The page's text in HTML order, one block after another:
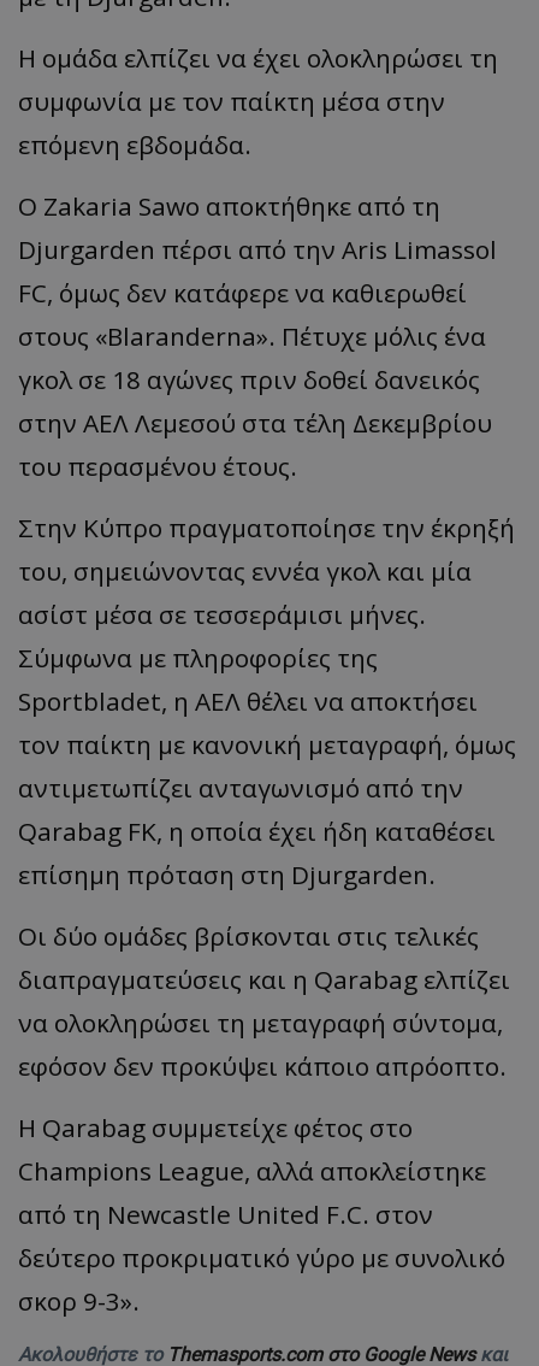
Η ομάδα ελπίζει να έχει ολοκληρώσει τη
συμφωνία με τον παίκτη μέσα στην
επόμενη εβδομάδα.
Ο Zakaria Sawo αποκτήθηκε από τη
Djurgarden πέρσι από την Aris Limassol
FC, όμως δεν κατάφερε να καθιερωθεί
στους «Blaranderna». Πέτυχε μόλις ένα
γκολ σε 18 αγώνες πριν δοθεί δανεικός
στην ΑΕΛ Λεμεσού στα τέλη Δεκεμβρίου
του περασμένου έτους.
Στην Κύπρο πραγματοποίησε την έκρηξή
του, σημειώνοντας εννέα γκολ και μία
ασίστ μέσα σε τεσσεράμισι μήνες.
Σύμφωνα με πληροφορίες της
Sportbladet, η ΑΕΛ θέλει να αποκτήσει
τον παίκτη με κανονική μεταγραφή, όμως
αντιμετωπίζει ανταγωνισμό από την
Qarabag FK, η οποία έχει ήδη καταθέσει
επίσημη πρόταση στη Djurgarden.
Οι δύο ομάδες βρίσκονται στις τελικές
διαπραγματεύσεις και η Qarabag ελπίζει
να ολοκληρώσει τη μεταγραφή σύντομα,
εφόσον δεν προκύψει κάποιο απρόοπτο.
Η Qarabag συμμετείχε φέτος στο
Champions League, αλλά αποκλείστηκε
από τη Newcastle United F.C. στον
δεύτερο προκριματικό γύρο με συνολικό
σκορ 9-3».
Ακολουθήστε το Themasports.com στο Google Newsκαι